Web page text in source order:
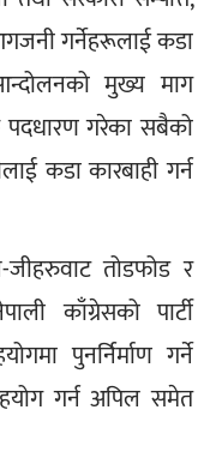
गर्नेहरूलाई कडा
मुख्य माग
पदधारण गरेका सबैको
कडा कारबाही गर्न
तोडफोड र
काँग्रेसको पार्टी
पुनर्निर्माण गर्ने
गर्न अपिल समेत